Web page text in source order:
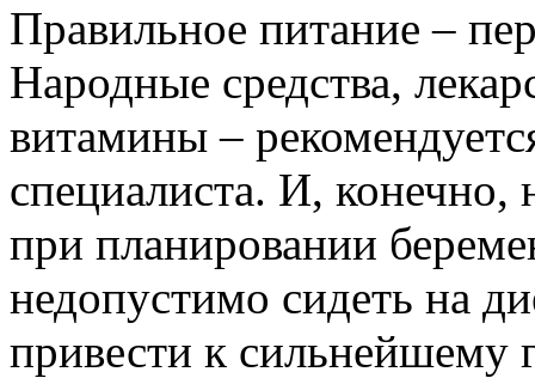
Правильное питание –
Народные средства,
витамины –
специалиста. И, конечно,
при планировании
недопустимо сидеть на
привести к сильнейшему